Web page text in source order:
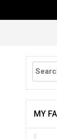
Search
for:
MY